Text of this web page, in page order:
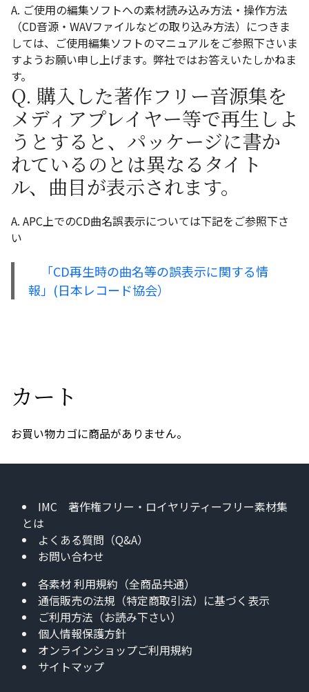
A. ご使用の編集ソフトへの素材読み込み方法・操作方法
（CD音源・WAVファイルなどの取り込み方法）につきま
しては、ご使用編集ソフトのマニュアルをご参照下さいま
すようお願い申し上げます。弊社ではお答えいたしかねま
す。
Q. 購入した著作フリー音源集を
メディアプレイヤー等で再生しよ
うとすると、パッケージに書か
れているのとは異なるタイト
ル、曲目が表示されます。
A. APC上でのCD曲名誤表示については下記をご参照下さ
い
「CD再生時の曲名等の誤表示に関する情
報」(日本レコード協会）
カート
お買い物カゴに商品がありません。
IMC 著作権フリー・ロイヤリティーフリー素材集
とは
よくある質問（Q&A）
お問い合わせ
各素材 利用規約（全商品共通）
通信販売の法規（特定商取引法）に基づく表示
ご利用方法（お読み下さい）
個人情報保護方針
オンラインショップご利用規約
サイトマップ